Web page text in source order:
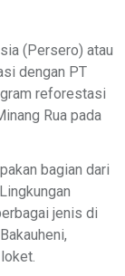
(Persero) atau
dengan PT
reforestasi
Rua pada
bagian dari
jenis di